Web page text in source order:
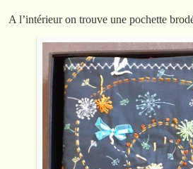
A l’intérieur on trouve une pochette